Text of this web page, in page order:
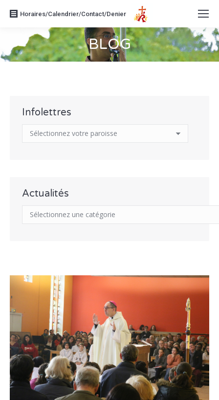
Horaires/Calendrier/Contact/Denier
BLOG
Vous êtes ici :
Infolettres
Actualités